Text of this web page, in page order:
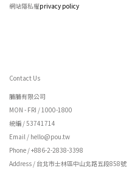
網站隱私權privacy policy
Contact Us
脯脯有限公司
MON - FRI / 1000-1800
統編 / 53741714
Email / hello@pou.tw
Phone / +886-2-2838-3398
Address / 台北市士林區中山北路五段858號